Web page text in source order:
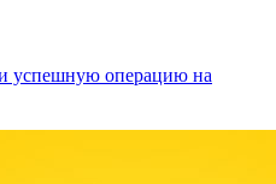
успешную операцию на